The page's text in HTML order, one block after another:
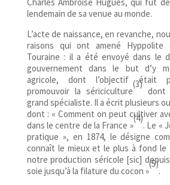
lendemain de sa venue au monde.
L’acte de naissance, en revanche,
raisons qui ont amené Hyppolite
Touraine : il a été envoyé dans le
gouvernement dans le but d’y
agricole, dont l’objectif était
promouvoir la sériciculture
(3)
dont
grand spécialiste. Il a écrit plusieurs
dont : « Comment on peut cultiver
dans le centre de la France »
(4)
. Le «
pratique », en 1874, le désigne
connaît le mieux et le plus à fond
notre production séricole [sic]
soie jusqu’à la filature du cocon »
(5)
.